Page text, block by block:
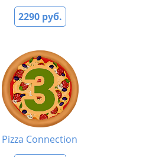
2290 руб.
Raiders 2
Pizza Connection 3